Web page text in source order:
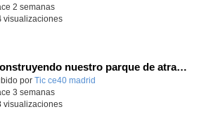
2 semanas
visualizaciones
Construyendo nuestro parque de atracciones
por Tic ce40 madrid
3 semanas
visualizaciones